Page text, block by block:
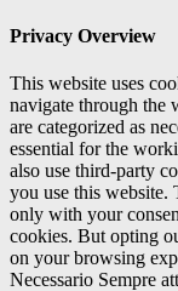
Privacy Overview
This website uses
navigate through the
are categorized as
essential for the
also use third-party
you use this website.
only with your
cookies. But opting
on your browsing
Necessario Sempre